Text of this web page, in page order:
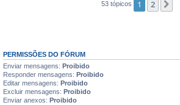
53 tópicos 1 2
PERMISSÕES DO FÓRUM
Enviar mensagens: Proibido
Responder mensagens: Proibido
Editar mensagens: Proibido
Excluir mensagens: Proibido
Enviar anexos: Proibido